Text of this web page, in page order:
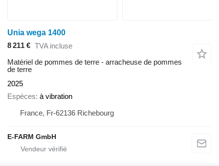
Unia wega 1400
8 211 € TVA incluse
Matériel de pommes de terre - arracheuse de pommes
de terre
2025
Espèces à vibration
France, Fr-62136 Richebourg
E-FARM GmbH